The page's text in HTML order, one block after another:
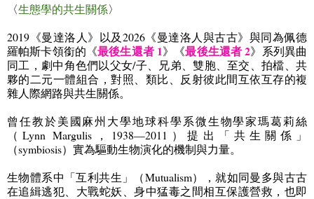
〈生態學的共生關係〉
2019 《曼達洛人》以及2026《曼達洛人與古古》與同為佩德
羅帕斯卡領銜的《最後生還者 1》《最後生還者 2》系列異曲
同工，劇中角色們以父女/子、兄弟、雙胞、至交、拍檔、共
夥的二元一體組合，對照、類比、反射彼此間互依互存的複
雜人際網路與共生關係。
曾任教於美國麻州大學地球科學系微生物學家瑪葛莉絲
（Lynn Margulis ， 1938—2011 ）提出「共生關係」
（symbiosis）實為驅動生物演化的機制與力量。
生物體系中「互利共生」（Mutualism），就如同曼多與古古
在追緝逃犯、大戰蛇妖、身中猛毒之間相互保護營救，也即